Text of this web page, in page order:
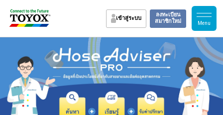
เข้าสู่ระบบ
ลงทะเบียน
สมาชิกใหม่